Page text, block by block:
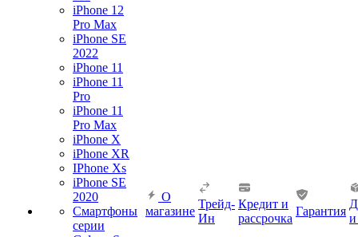
iPhone 12
Pro Max
iPhone SE
2022
iPhone 11
iPhone 11
Pro
iPhone 11
Pro Max
iPhone X
iPhone XR
IPhone Xs
iPhone SE
2020
Смартфоны
серии
О
магазине
Трейд-
Ин
Кредит и
рассрочка
Гарантия
и